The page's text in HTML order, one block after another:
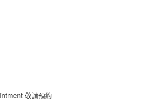
敬請預約